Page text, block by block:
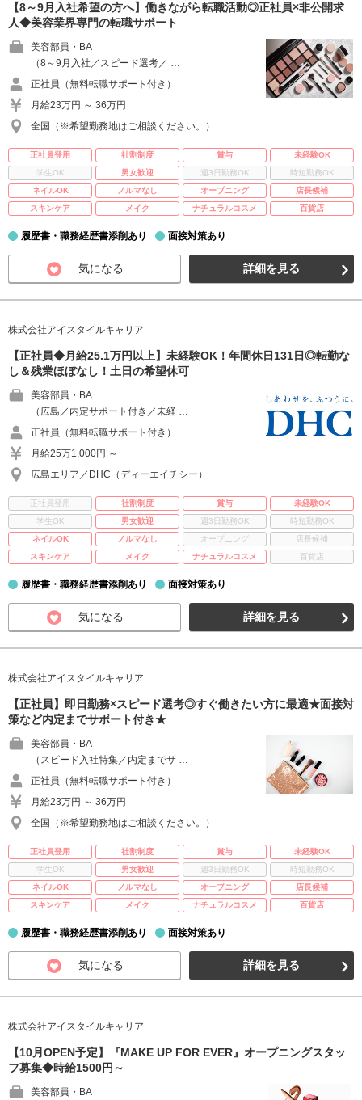
【8～9月入社希望の方へ】働きながら転職活動◎正社員×非公開求
人◆美容業界専門の転職サポート
美容部員・BA
（8～9月入社／スピード選考／ …
正社員（無料転職サポート付き）
月給23万円 ～ 36万円
全国（※希望勤務地はご相談ください。）
正社員登用 社割制度 賞与
未経験OK
学生OK
男女歓迎 週3日勤務OK
時短勤務OK
ネイルOK
ノルマなし オープニング
店長候補
スキンケア
メイク ナチュラルコスメ 百貨店
履歴書・職務経歴書添削あり 面接対策あり
気になる 詳細を見る
株式会社アイスタイルキャリア
【正社員◆月給25.1万円以上】未経験OK！年間休日131日◎転勤な
し＆残業ほぼなし！土日の希望休可
美容部員・BA
（広島／内定サポート付き／未経 …
正社員（無料転職サポート付き）
月給25万1,000円 ～
広島エリア／DHC（ディーエイチシー）
正社員登用 社割制度 賞与
未経験OK
学生OK
男女歓迎 週3日勤務OK
時短勤務OK
ネイルOK
ノルマなし オープニング
店長候補
スキンケア
メイク ナチュラルコスメ 百貨店
履歴書・職務経歴書添削あり 面接対策あり
気になる 詳細を見る
株式会社アイスタイルキャリア
【正社員】即日勤務×スピード選考◎すぐ働きたい方に最適★面接対
策など内定までサポート付き★
美容部員・BA
（スピード入社特集／内定までサ …
正社員（無料転職サポート付き）
月給23万円 ～ 36万円
全国（※希望勤務地はご相談ください。）
正社員登用 社割制度 賞与
未経験OK
学生OK
男女歓迎 週3日勤務OK
時短勤務OK
ネイルOK
ノルマなし オープニング
店長候補
スキンケア
メイク ナチュラルコスメ 百貨店
履歴書・職務経歴書添削あり 面接対策あり
気になる 詳細を見る
株式会社アイスタイルキャリア
【10月OPEN予定】『MAKE UP FOR EVER』オープニングスタッ
フ募集◆時給1500円～
美容部員・BA